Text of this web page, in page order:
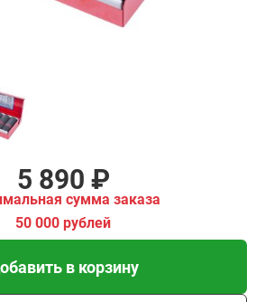
5 890 ₽
сумма заказа
50 000 рублей
в корзину
руб/